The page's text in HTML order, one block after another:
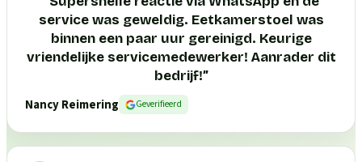
service was geweldig. Eetkamerstoel was
binnen een paar uur gereinigd. Keurige
vriendelijke servicemedewerker! Aanrader dit
bedrijf!”
Nancy Reimering
Geverifieerd